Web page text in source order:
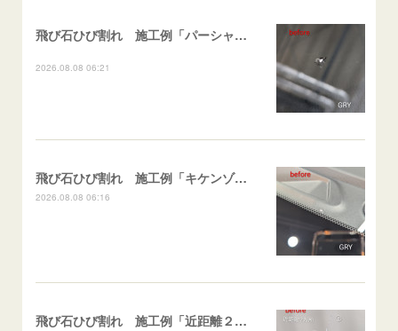
飛び石ひび割れ 施工例「パーシャル系・衝撃点範囲ハマカケ」エスティマ
2026.08.08 06:21
飛び石ひび割れ 施工例「キケンゾーン範囲・ストレートブレイク」フェアレディＺ
2026.08.08 06:16
飛び石ひび割れ 施工例「近距離２箇所・パーシャル系+ストレート系」CX-8